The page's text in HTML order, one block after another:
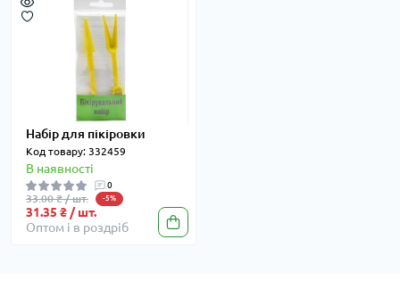
Набір для пікіровки
Код товару: 332459
В наявності
0
33.00 ₴ / шт. -5%
31.35 ₴ / шт.
Оптом і в роздріб